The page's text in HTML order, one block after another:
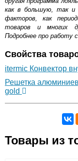
как в большую, так
факторов, как
товаров и многих
Подробнее про работу
Свойства
itermic Конвектор
Решетка
gold
Оставьте отзыв
Товары из